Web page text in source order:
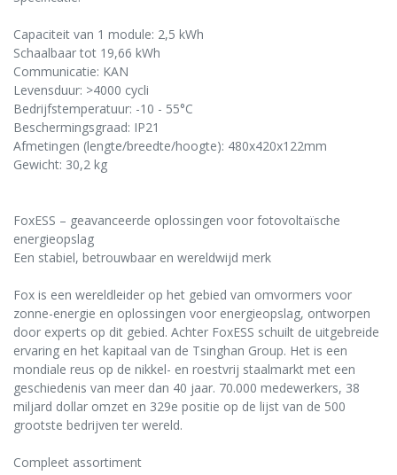
Capaciteit van 1 module: 2,5 kWh
Schaalbaar tot 19,66 kWh
Communicatie: KAN
Levensduur: >4000 cycli
Bedrijfstemperatuur: -10 - 55°C
Beschermingsgraad: IP21
Afmetingen (lengte/breedte/hoogte): 480x420x122mm
Gewicht: 30,2 kg
FoxESS – geavanceerde oplossingen voor fotovoltaïsche
energieopslag
Een stabiel, betrouwbaar en wereldwijd merk
Fox is een wereldleider op het gebied van omvormers voor
zonne-energie en oplossingen voor energieopslag, ontworpen
door experts op dit gebied. Achter FoxESS schuilt de uitgebreide
ervaring en het kapitaal van de Tsinghan Group. Het is een
mondiale reus op de nikkel- en roestvrij staalmarkt met een
geschiedenis van meer dan 40 jaar. 70.000 medewerkers, 38
miljard dollar omzet en 329e positie op de lijst van de 500
grootste bedrijven ter wereld.
Compleet assortiment